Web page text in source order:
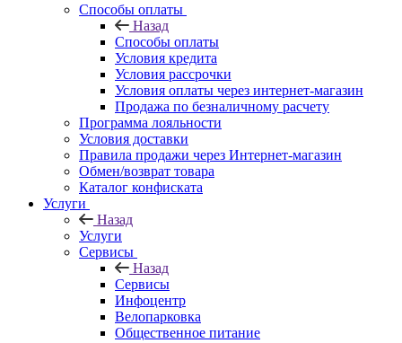
Способы оплаты
Назад
Способы оплаты
Условия кредита
Условия рассрочки
Условия оплаты через интернет-магазин
Продажа по безналичному расчету
Программа лояльности
Условия доставки
Правила продажи через Интернет-магазин
Обмен/возврат товара
Каталог конфиската
Услуги
Назад
Услуги
Сервисы
Назад
Сервисы
Инфоцентр
Велопарковка
Общественное питание